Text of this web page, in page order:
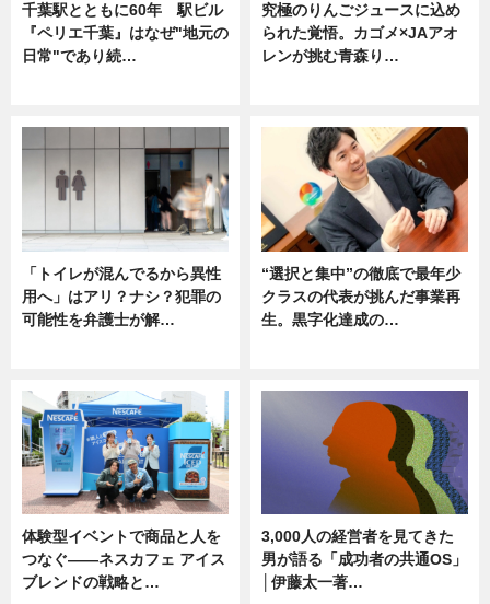
千葉駅とともに60年 駅ビル
『ペリエ千葉』はなぜ"地元の
日常"であり続…
究極のりんごジュースに込め
られた覚悟。カゴメ×JAアオ
レンが挑む青森り…
「トイレが混んでるから異性
用へ」はアリ？ナシ？犯罪の
可能性を弁護士が解…
“選択と集中”の徹底で最年少
クラスの代表が挑んだ事業再
生。黒字化達成の…
体験型イベントで商品と人を
つなぐ――ネスカフェ アイス
ブレンドの戦略と…
3,000人の経営者を見てきた
男が語る「成功者の共通OS」
│伊藤太一著…